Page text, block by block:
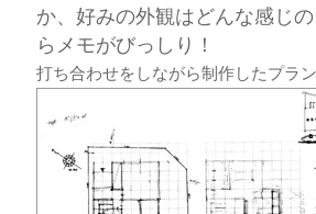
か、好みの外観はどんな感じ
らメモがびっしり！
打ち合わせをしながら制作したプラ